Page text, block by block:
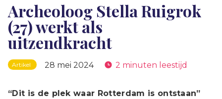
Archeoloog Stella Ruigrok
(27) werkt als
uitzendkracht
Artikel 28 mei 2024 2 minuten leestijd
“Dit is de plek waar Rotterdam is ontstaan”